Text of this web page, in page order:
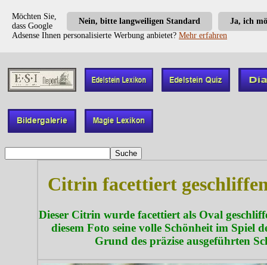
Ja, ich
Nein, bitte langweiligen Standard
Möchten Sie,
dass Google
Adsense Ihnen personalisierte Werbung anbietet? Mehr erfahren
Citrin facettiert
Dieser Citrin wurde facettiert als Oval
diesem Foto seine volle Schönheit im Spiel
Grund des präzise ausgeführten